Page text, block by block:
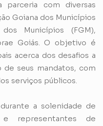
com diversas
Goiana dos Municípios
Municípios (FGM),
Goiás. O objetivo é
acerca dos desafios a
seus mandatos, com
serviços públicos.
a solenidade de
e representantes de